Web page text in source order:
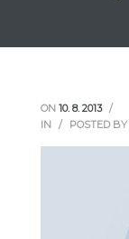
ON 10. 8. 2013
IN
POSTED BY